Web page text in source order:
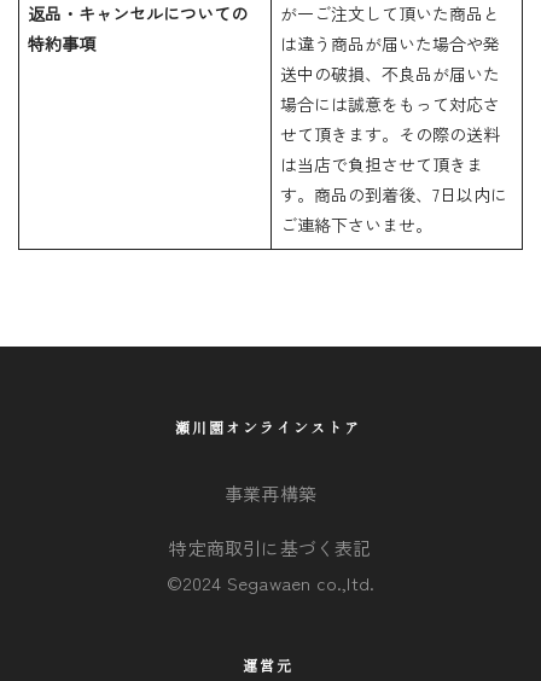
返品・キャンセルについての
特約事項
が一ご注文して頂いた商品と
は違う商品が届いた場合や発
送中の破損、不良品が届いた
場合には誠意をもって対応さ
せて頂きます。その際の送料
は当店で負担させて頂きま
す。商品の到着後、7日以内に
ご連絡下さいませ。
瀬川園オンラインストア
事業再構築
特定商取引に基づく表記
©2024 Segawaen co.,ltd.
運営元